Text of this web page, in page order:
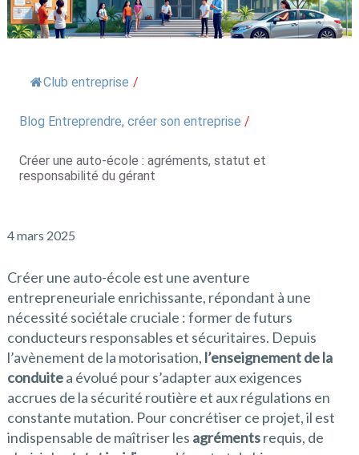
Club entreprise /
Blog Entreprendre, créer son entreprise /
Créer une auto-école : agréments, statut et
responsabilité du gérant
4 mars 2025
Créer une auto-école est une aventure
entrepreneuriale enrichissante, répondant à une
nécessité sociétale cruciale : former de futurs
conducteurs responsables et sécuritaires. Depuis
l’avènement de la motorisation, l’enseignement de la
conduitea évolué pour s’adapter aux exigences
accrues de la sécurité routière et aux régulations en
constante mutation. Pour concrétiser ce projet, il est
indispensable de maîtriser les agrémentsrequis, de